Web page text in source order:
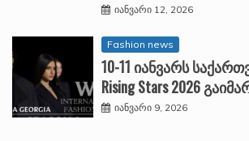
იანვარი 12, 2026
Fashion news
10-11 იანვარს
Rising Stars 2026
იანვარი 9, 2026